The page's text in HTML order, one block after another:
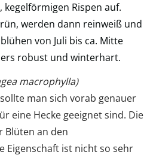
Rispen auf.
werden dann reinweiß und
von Juli bis ca. Mitte
robust und winterhart.
macrophylla)
man sich vorab genauer
eine Hecke geeignet sind. Die
Blüten an den
Eigenschaft ist nicht so sehr